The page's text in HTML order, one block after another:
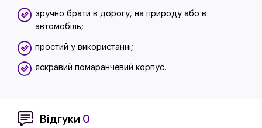
зручно брати в дорогу, на природу або в
автомобіль;
простий у використанні;
яскравий помаранчевий корпус.
Відгуки 0